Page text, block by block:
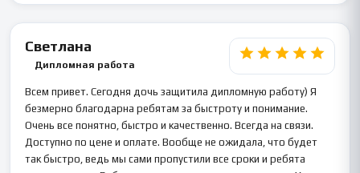
Светлана
Дипломная работа
Всем привет. Сегодня дочь защитила дипломную работу) Я
безмерно благодарна ребятам за быстроту и понимание.
Очень все понятно, быстро и качественно. Всегда на связи.
Доступно по цене и оплате. Вообще не ожидала, что будет
так быстро, ведь мы сами пропустили все сроки и ребята